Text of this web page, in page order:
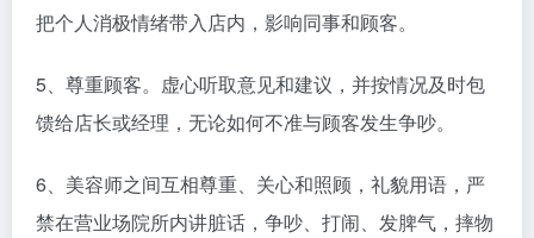
把个人消极情绪带入店内，影响同事和顾客。
5、尊重顾客。虚心听取意见和建议，并按情况及时包
馈给店长或经理，无论如何不准与顾客发生争吵。
6、美容师之间互相尊重、关心和照顾，礼貌用语，严
禁在营业场院所内讲脏话，争吵、打闹、发脾气，摔物